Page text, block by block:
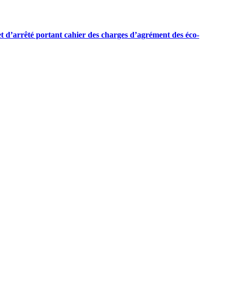
portant cahier des charges d’agrément des éco-